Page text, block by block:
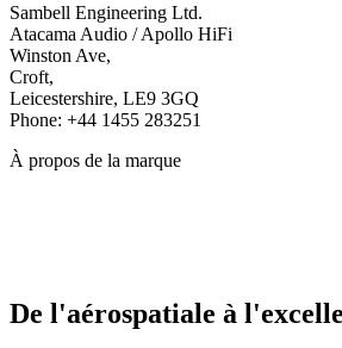
Sambell Engineering Ltd.
Atacama Audio / Apollo HiFi
Winston Ave,
Croft,
Leicestershire, LE9 3GQ
Phone: +44 1455 283251
À propos de la marque
De l'aérospatiale à